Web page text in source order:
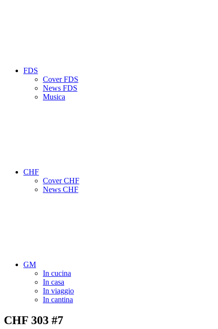
FDS
Cover FDS
News FDS
Musica
CHF
Cover CHF
News CHF
GM
In cucina
In casa
In viaggio
In cantina
CHF 303 #7